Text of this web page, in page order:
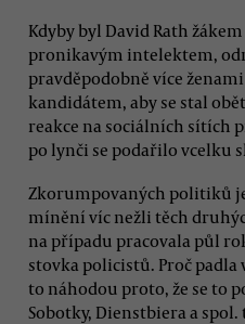
Kdyby byl David Rath
pronikavým intelektem,
pravděpodobně více
kandidátem, aby se stal
reakce na sociálních sítích
po lynči se podařilo vcelku
Zkorumpovaných politiků
mínění víc nežli těch
na případu pracovala půl
stovka policistů. Proč padla
to náhodou proto, že se to
Sobotky, Dienstbiera a